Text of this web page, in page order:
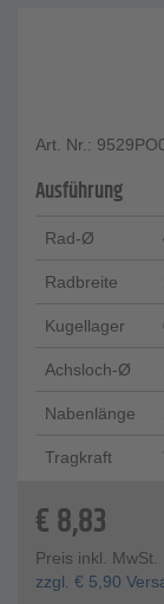
Art. Nr.:
Ausführung
Rad-Ø
Radbreite
Kugellager
Achsloch-Ø
Nabenlänge
Tragkraft
€8,83
Preis inkl. MwSt.
zzgl. € 5,90